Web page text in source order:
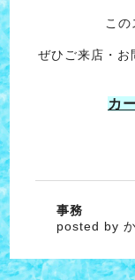
この
ぜひご来店・お
カ
事務
posted by